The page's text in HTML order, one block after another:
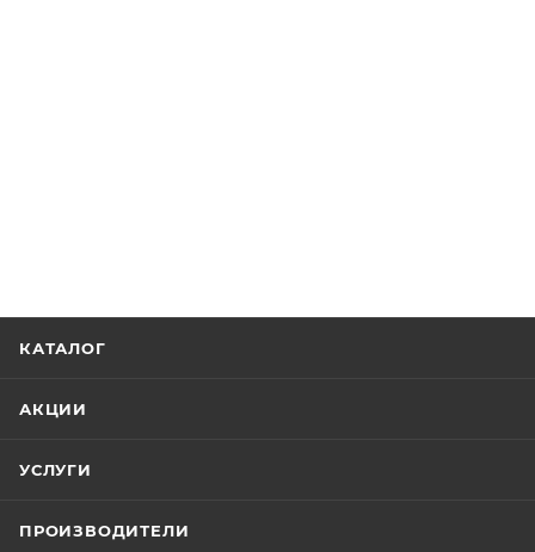
КАТАЛОГ
АКЦИИ
УСЛУГИ
ПРОИЗВОДИТЕЛИ